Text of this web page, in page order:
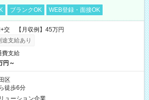
ブランクOK WEB登録・面接OK
交 【月収例】45万円
支給あり
費支給
円～
区
徒歩6分
ューション企業